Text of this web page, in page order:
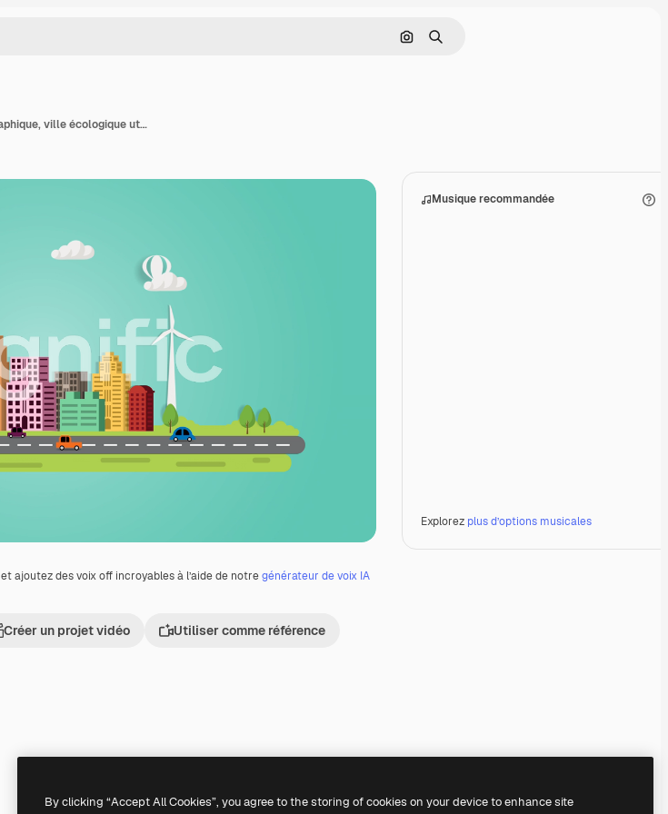
Rechercher par image
Rechercher
et ajoutez des voix off incroyables à l’aide de notregénérateur de voix IA
Créer un projet vidéo Utiliser comme référence
Musique recommandée
Explorez plus d’options musicales
Concept d'éolienne en motion design. Animation graphique, ville écologique utilisant l'énergie éolienne, solaire et des éoliennes
By clicking “Accept All Cookies”, you agree to the storing of cookies on your device to enhance site